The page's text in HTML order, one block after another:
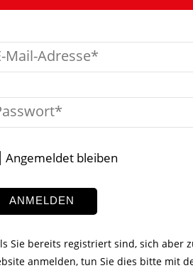
Mail-Adresse
Angemeldet bleiben
ANMELDEN
Sie bereits registriert sind, sich aber
anmelden, tun Sie dies bitte mit